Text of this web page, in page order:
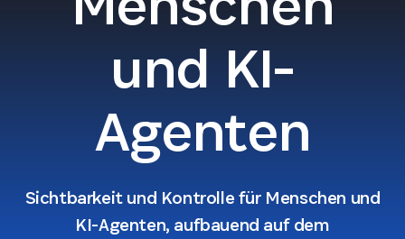
und KI-
Agenten
Sichtbarkeit und Kontrolle für Menschen und
KI-Agenten, aufbauend auf dem